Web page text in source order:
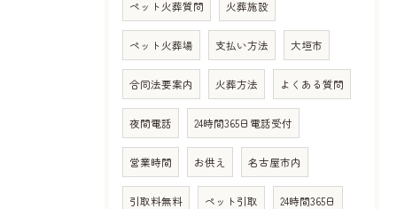
ペット火葬質問 火葬施設
ペット火葬場 支払い方法 大垣市
合同法要案内 火葬方法 よくある質問
夜間電話 24時間365日電話受付
営業時間 お供え 名古屋市内
引取料無料 ペット引取 24時間365日